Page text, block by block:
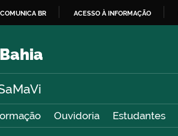
O
COMUNICA BR ACESSO À INFORMAÇÃO
Ouvidoria Estudantes